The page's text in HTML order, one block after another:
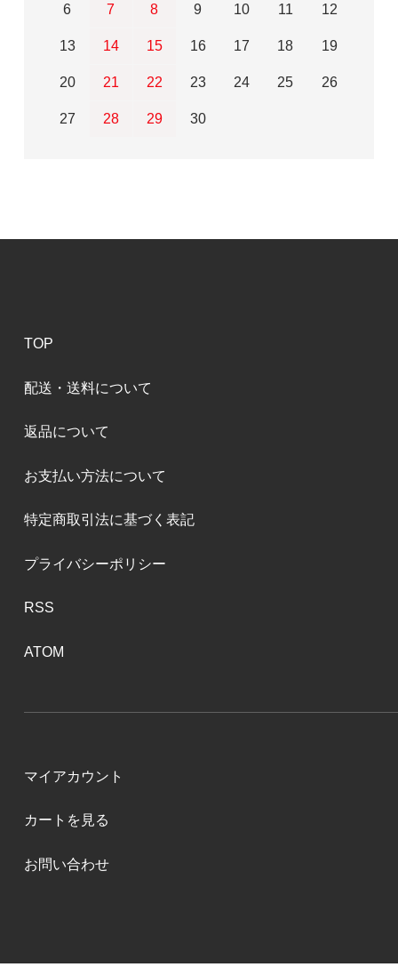
6 7 8 9 10 11 12
13 14 15 16 17 18 19
20 21 22 23 24 25 26
27 28 29 30
TOP
配送・送料について
返品について
お支払い方法について
特定商取引法に基づく表記
プライバシーポリシー
RSS
ATOM
マイアカウント
カートを見る
お問い合わせ